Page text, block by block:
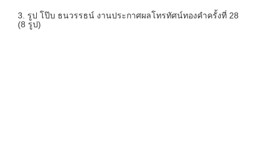
3. รูป โป๊บ ธนวรรธน์ งานประกาศผลโทรทัศน์ทองคำครั้งที่ 28
(8 รูป)